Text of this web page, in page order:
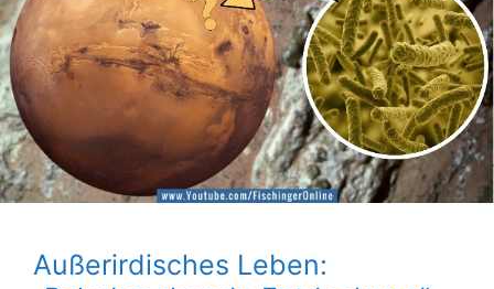
Außerirdisches Leben: